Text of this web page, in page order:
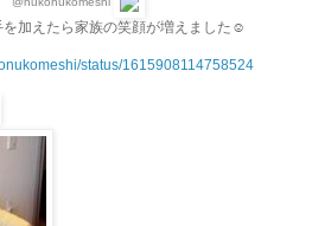
加えたら家族の笑顔が増えました☺️
status/1615908114758524